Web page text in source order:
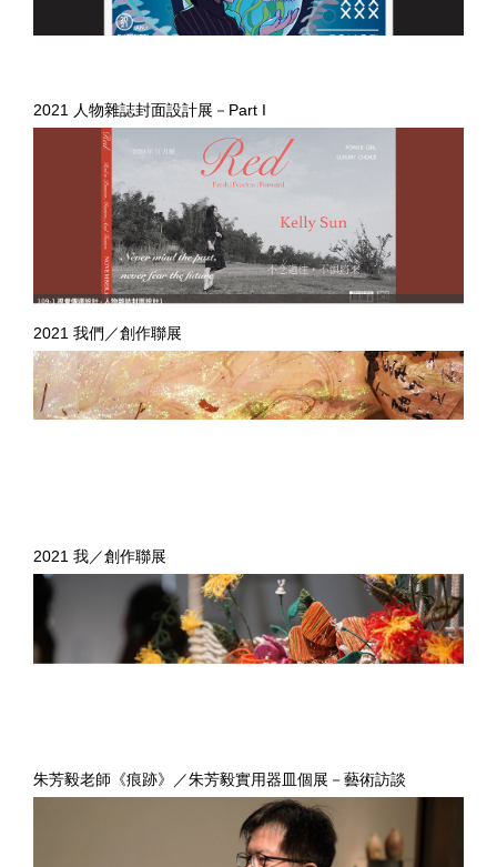
2021 人物雜誌封面設計展－Part I
2021 我們／創作聯展
2021 我／創作聯展
朱芳毅老師《痕跡》／朱芳毅實用器皿個展－藝術訪談